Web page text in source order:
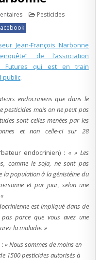
sur
de
Générations
sur
les
perturbateurs
endocriniens
:
le
Jean-
François
Narbonne
Publié
Pesticides
Jean-François Narbonne
de l’association
Futures qui est en train
public.
endocriniens que dans le
pesticides mais on ne peut pas
sont celles menées par les
et non celle-ci sur 28
endocrinien) : «» Les
comme le soja, ne sont pas
la population à la génistéine du
et par jour, selon une
est impliqué dans de
pas parce que vous avez une
la maladie. »
:« Nous sommes de moins en
1500 pesticides autorisés à